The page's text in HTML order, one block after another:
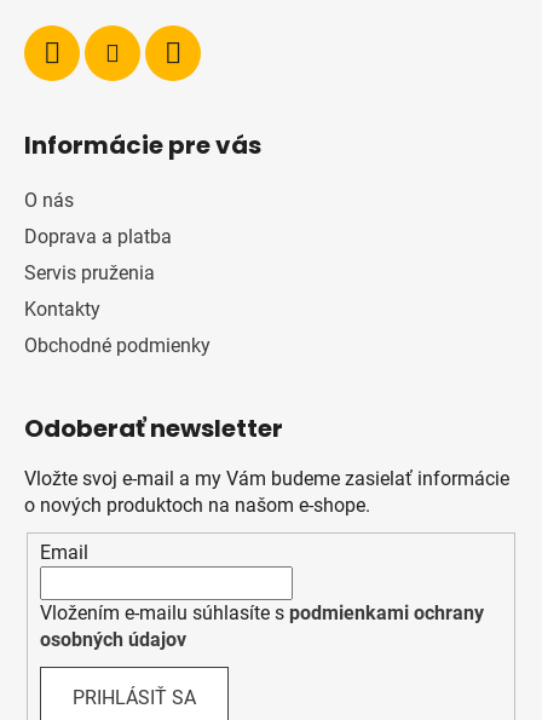
Informácie pre vás
O nás
Doprava a platba
Servis pruženia
Kontakty
Obchodné podmienky
Odoberať newsletter
Vložte svoj e-mail a my Vám budeme zasielať informácie
o nových produktoch na našom e-shope.
Email
Vložením e-mailu súhlasíte s podmienkami ochrany
osobných údajov
PRIHLÁSIŤ SA